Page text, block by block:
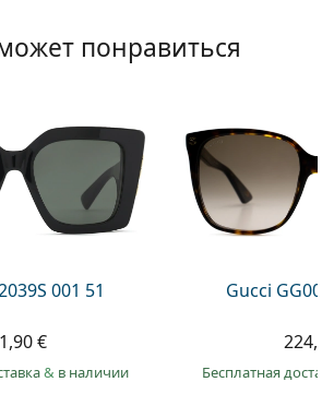
понравиться
001 51
€
& в наличии
Gucci
Бесплатная